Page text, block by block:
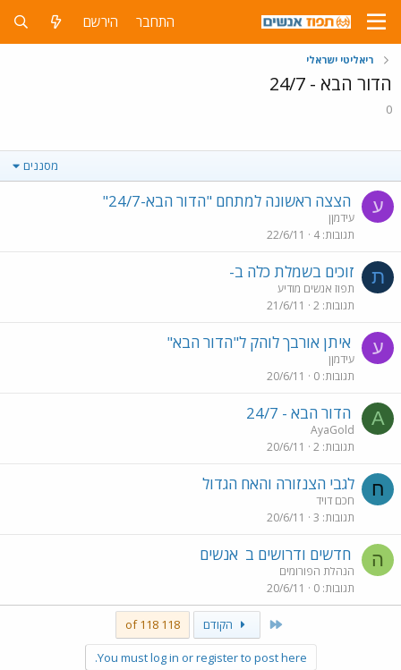
התחבר הירשם
ריאליטי ישראלי
הדור הבא - 24/7
0
מסננים
ע הצצה ראשונה למתחם "הדור הבא-24/7"
עידמןן
תגובות 4
22/6/11
ת זוכים בשמלת כלה ב-
תפוז אנשים מודיע
תגובות 2
21/6/11
ע איתן אורבך לוהק ל"הדור הבא"
עידמןן
תגובות 0
20/6/11
A הדור הבא - 24/7
AyaGold
תגובות 2
20/6/11
ח לגבי הצנזורה והאח הגדול
חכם דויד
תגובות 3
20/6/11
ה חדשים ודרושים ב אנשים
הנהלת הפורומים
תגובות 0
20/6/11
First הקודם 118 of 118
You must log in or register to post here.